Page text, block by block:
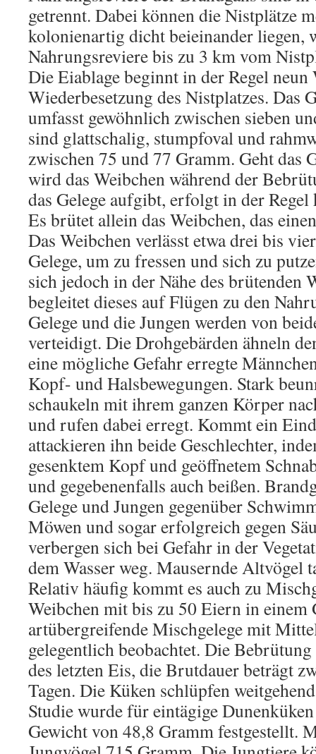
getrennt. Dabei können die Nistplätze
kolonienartig dicht beieinander liegen,
Nahrungsreviere bis zu 3 km vom
Die Eiablage beginnt in der Regel neun
Wiederbesetzung des Nistplatzes. Das
umfasst gewöhnlich zwischen sieben
sind glattschalig, stumpfoval und
zwischen 75 und 77 Gramm. Geht das
wird das Weibchen während der
das Gelege aufgibt, erfolgt in der Regel
Es brütet allein das Weibchen, das
Das Weibchen verlässt etwa drei bis
Gelege, um zu fressen und sich zu
sich jedoch in der Nähe des brütenden
begleitet dieses auf Flügen zu den
Gelege und die Jungen werden von
verteidigt. Die Drohgebärden ähneln
eine mögliche Gefahr erregte
Kopf- und Halsbewegungen. Stark
schaukeln mit ihrem ganzen Körper
und rufen dabei erregt. Kommt ein
attackieren ihn beide Geschlechter,
gesenktem Kopf und geöffnetem
und gegebenenfalls auch beißen.
Gelege und Jungen gegenüber
Möwen und sogar erfolgreich gegen
verbergen sich bei Gefahr in der
dem Wasser weg. Mausernde Altvögel
Relativ häufig kommt es auch zu
Weibchen mit bis zu 50 Eiern in einem
artübergreifende Mischgelege mit
gelegentlich beobachtet. Die
des letzten Eis, die Brutdauer beträgt
Tagen. Die Küken schlüpfen
Studie wurde für eintägige
Gewicht von 48,8 Gramm festgestellt.